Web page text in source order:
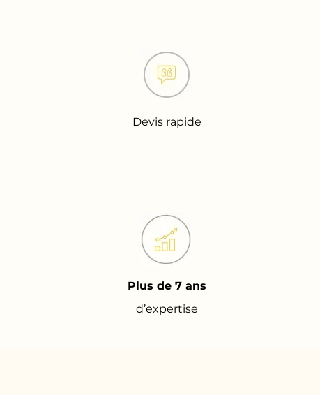
Devis rapide
Plus de 7 ans
d’expertise